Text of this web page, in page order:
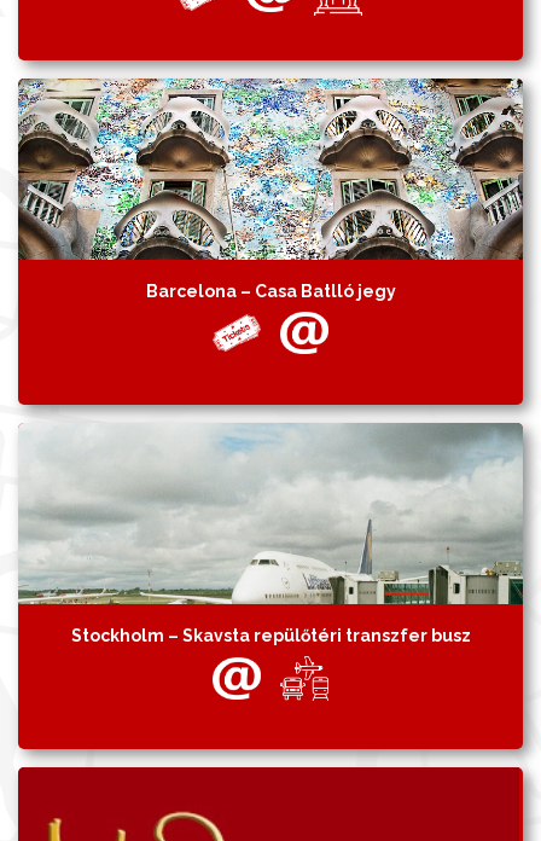
Barcelona – Casa Batlló jegy
Stockholm – Skavsta repülőtéri transzfer busz